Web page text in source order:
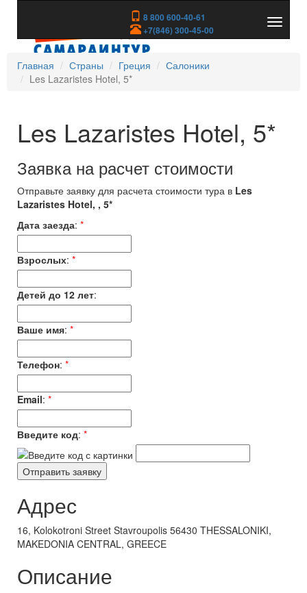
8 800 600-40-61
+7(846) 300-45-00
скрыть
Главная
Страны Греция
Салоники
Les Lazaristes Hotel, 5*
Les Lazaristes Hotel, 5*
Заявка на расчет стоимости
Отправьте заявку для расчета стоимости тура в Les
Lazaristes Hotel, , 5*
Дата заезда: *
Взрослых: *
Детей до 12 лет:
Ваше имя: *
Телефон: *
Email: *
Введите код: *
Адрес
16, Kolokotroni Street Stavroupolis 56430 THESSALONIKI,
MAKEDONIA CENTRAL, GREECE
Описание